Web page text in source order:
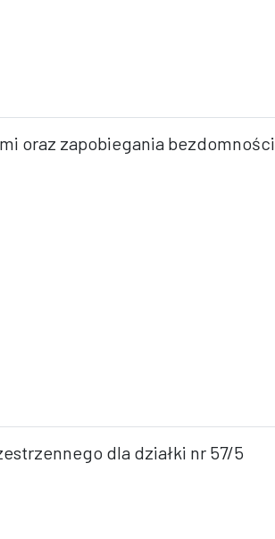
oraz zapobiegania bezdomności
dla działki nr 57/5